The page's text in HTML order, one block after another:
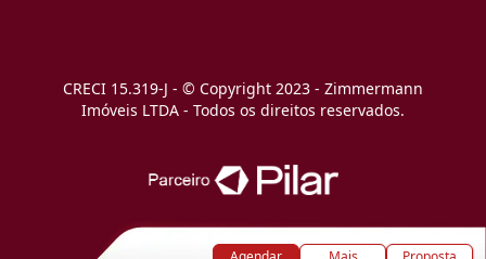
CRECI 15.319-J - © Copyright 2023 - Zimmermann
Imóveis LTDA - Todos os direitos reservados.